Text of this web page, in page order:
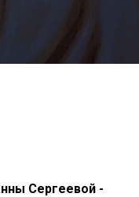
Сергеевой -